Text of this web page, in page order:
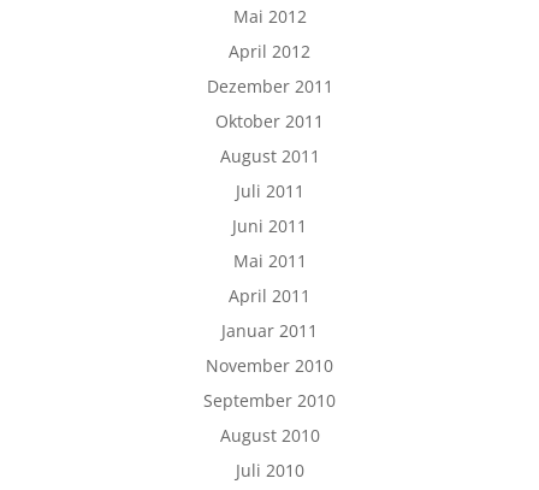
Mai 2012
April 2012
Dezember 2011
Oktober 2011
August 2011
Juli 2011
Juni 2011
Mai 2011
April 2011
Januar 2011
November 2010
September 2010
August 2010
Juli 2010